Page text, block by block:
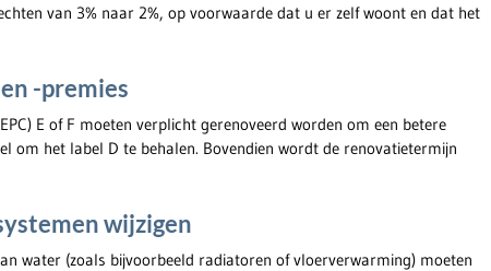
van 3% naar 2%, op voorwaarde dat u er zelf woont en dat het
-premies
E of F moeten verplicht gerenoveerd worden om een betere
om het label D te behalen. Bovendien wordt de renovatietermijn
wijzigen
water (zoals bijvoorbeeld radiatoren of vloerverwarming) moeten